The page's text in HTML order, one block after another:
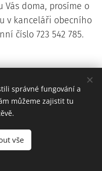
Vás doma, prosíme o
v kanceláři obecního
číslo 723 542 785.
důvodů
správné fungování a
můžeme zajistit tu
vše